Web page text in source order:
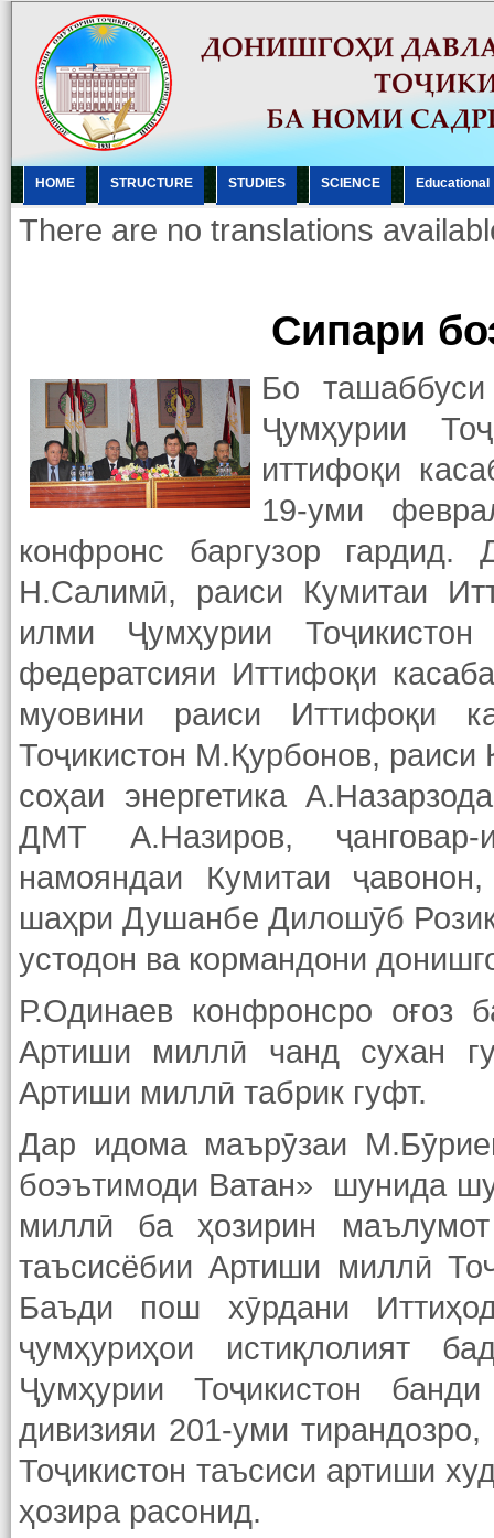
HOME STRUCTURE STUDIES SCIENCE Еducational
There are no translations
Сипари
Бо
Ҷумҳурии
иттифоқи
19-уми
конфронс баргузор
Н.Салимӣ, раиси Кумитаи
илми Ҷумҳурии
федератсияи Иттифоқи
муовини раиси Иттифоқи
Тоҷикистон М.Қурбонов,
соҳаи энергетика
ДМТ А.Назиров, ҷанговар-
намояндаи Кумитаи
шаҳри Душанбе Дилошӯб
устодон ва кормандони
Р.Одинаев конфронсро оғоз
Артиши миллӣ чанд сухан
Артиши миллӣ табрик гуфт.
Дар идома маърӯзаи
боэътимоди Ватан» шунида
миллӣ ба ҳозирин
таъсисёбии Артиши миллӣ
Баъди пош хӯрдани
ҷумҳуриҳои истиқлолият
Ҷумҳурии Тоҷикистон
дивизияи 201-уми
Тоҷикистон таъсиси артиши
ҳозира расонид.